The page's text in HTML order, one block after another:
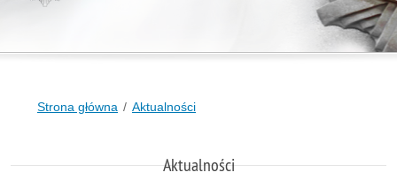
Strona główna Aktualności
Aktualności